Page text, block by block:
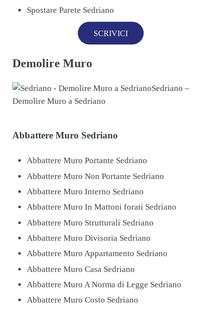
Spostare Parete Sedriano
SCRIVICI
Demolire Muro
Sedriano –
Demolire Muro a Sedriano
AbbattereMuro Sedriano
Abbattere Muro Portante Sedriano
Abbattere Muro Non Portante Sedriano
Abbattere Muro Interno Sedriano
Abbattere Muro In Mattoni forati Sedriano
Abbattere Muro Strutturali Sedriano
Abbattere Muro Divisoria Sedriano
Abbattere Muro Appartamento Sedriano
Abbattere Muro Casa Sedriano
Abbattere Muro A Norma di Legge Sedriano
Abbattere Muro Costo Sedriano